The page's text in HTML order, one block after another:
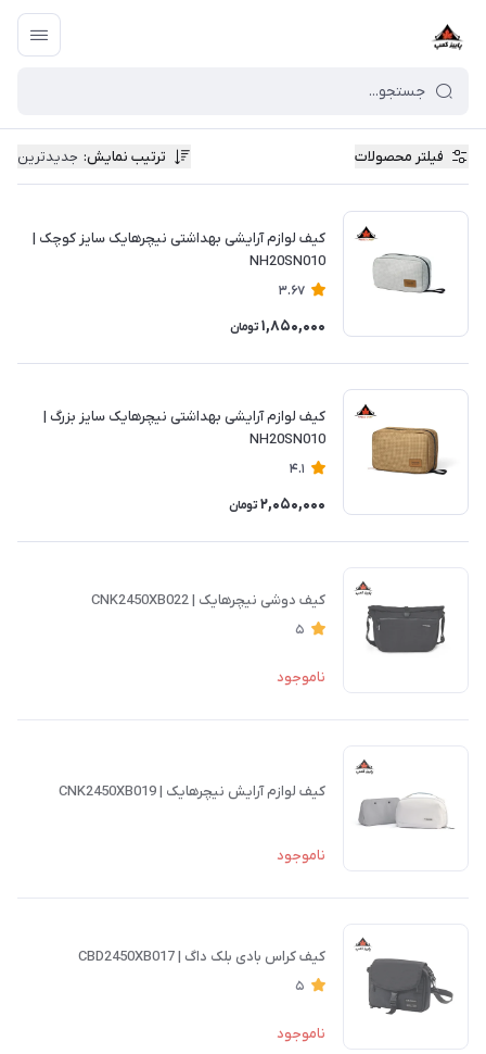
فیلتر محصولات ترتیب نمایش: جدیدترین
کیف لوازم آرایشی بهداشتی نیچرهایک سایز کوچک |
NH20SN010
3.67
1,850,000 تومان
کیف لوازم آرایشی بهداشتی نیچرهایک سایز بزرگ |
NH20SN010
4.1
2,050,000 تومان
کیف دوشی نیچرهایک | CNK2450XB022
5
ناموجود
کیف لوازم آرایش نیچرهایک | CNK2450XB019
ناموجود
کیف کراس بادی بلک داگ | CBD2450XB017
5
ناموجود